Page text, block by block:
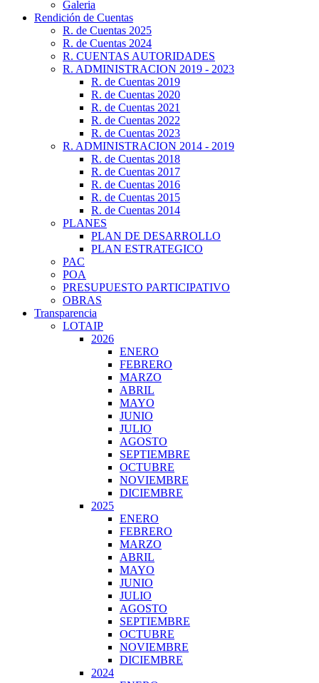
Galeria
Rendición de Cuentas
R. de Cuentas 2025
R. de Cuentas 2024
R. CUENTAS AUTORIDADES
R. ADMINISTRACION 2019 - 2023
R. de Cuentas 2019
R. de Cuentas 2020
R. de Cuentas 2021
R. de Cuentas 2022
R. de Cuentas 2023
R. ADMINISTRACION 2014 - 2019
R. de Cuentas 2018
R. de Cuentas 2017
R. de Cuentas 2016
R. de Cuentas 2015
R. de Cuentas 2014
PLANES
PLAN DE DESARROLLO
PLAN ESTRATEGICO
PAC
POA
PRESUPUESTO PARTICIPATIVO
OBRAS
Transparencia
LOTAIP
2026
ENERO
FEBRERO
MARZO
ABRIL
MAYO
JUNIO
JULIO
AGOSTO
SEPTIEMBRE
OCTUBRE
NOVIEMBRE
DICIEMBRE
2025
ENERO
FEBRERO
MARZO
ABRIL
MAYO
JUNIO
JULIO
AGOSTO
SEPTIEMBRE
OCTUBRE
NOVIEMBRE
DICIEMBRE
2024